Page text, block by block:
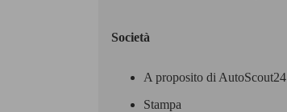
Società
A proposito di AutoScout24
Stampa